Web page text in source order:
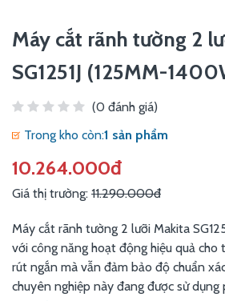
Máy cắt rãnh tường 2
SG1251J (125MM-
(0 đánh giá)
Trong kho còn:1 sản phẩm
10.264.000đ
Giá thị trường: 11.290.000đ
Máy cắt rãnh tường 2 lưỡi Makita
với công năng hoạt động hiệu quả cho
rút ngắn mà vẫn đảm bảo độ chuẩn
chuyên nghiệp này đang được sử